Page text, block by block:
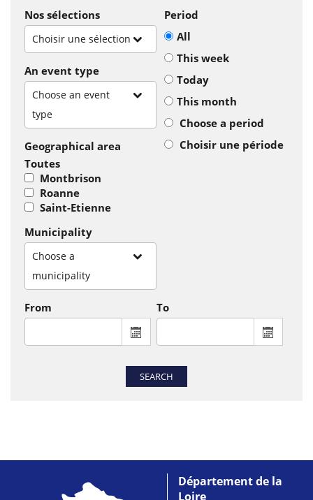
Nos sélections
Choisir une sélection
An event type
Choose an event
type
Geographical area
Toutes
Montbrison
Roanne
Saint-Etienne
Municipality
Choose a
municipality
Period
All
This week
Today
This month
Choose a period
Choisir une période
From
From : display the calendar to
To
To :
SEARCH
Département de la
Loire